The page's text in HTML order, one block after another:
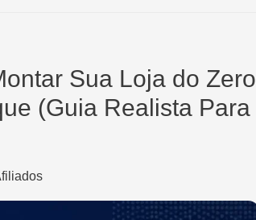
Sua Loja do Zero
(Guia Realista Para